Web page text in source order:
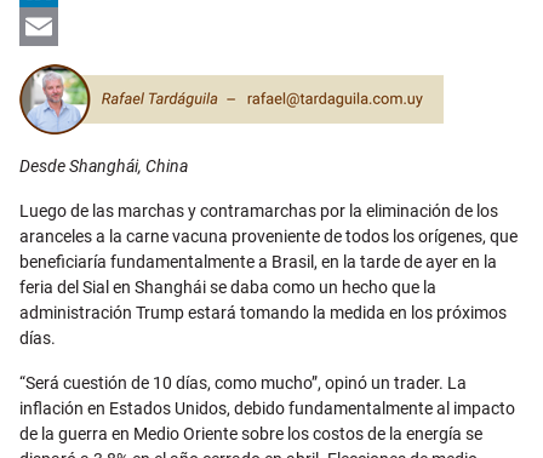
LinkedIn
Email
Desde Shanghái, China
Luego de las marchas y contramarchas por la eliminación de los
aranceles a la carne vacuna proveniente de todos los orígenes, que
beneficiaría fundamentalmente a Brasil, en la tarde de ayer en la
feria del Sial en Shanghái se daba como un hecho que la
administración Trump estará tomando la medida en los próximos
días.
“Será cuestión de 10 días, como mucho”, opinó un trader. La
inflación en Estados Unidos, debido fundamentalmente al impacto
de la guerra en Medio Oriente sobre los costos de la energía se